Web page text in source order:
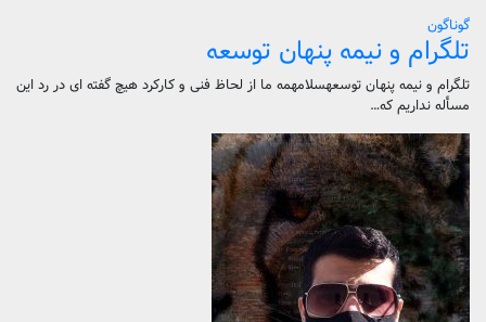
گوناگون
تلگرام و نیمه پنهان توسعه
تلگرام و نیمه پنهان توسعهسلامهمه ما از لحاظ فنی و کارکرد هیچ گفته ای در رد این
مسأله نداریم که…